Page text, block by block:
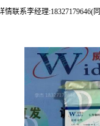
联系李经理:18327179646(